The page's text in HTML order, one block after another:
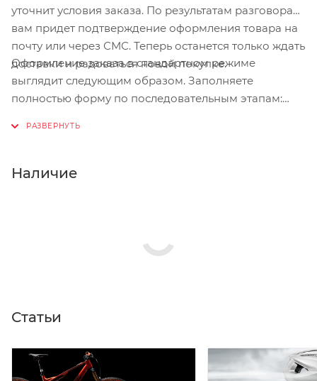
уточнит условия заказа. По результатам разговора
вам придет подтверждение оформления товара на
почту или через СМС. Теперь останется только ждать
доставки и радоваться новой покупке.
Оформление заказа в стандартном режиме
выглядит следующим образом. Заполняете
полностью форму по последовательным этапам:
Нажмите кнопку «Оформить заказ».
Наличие
Статьи